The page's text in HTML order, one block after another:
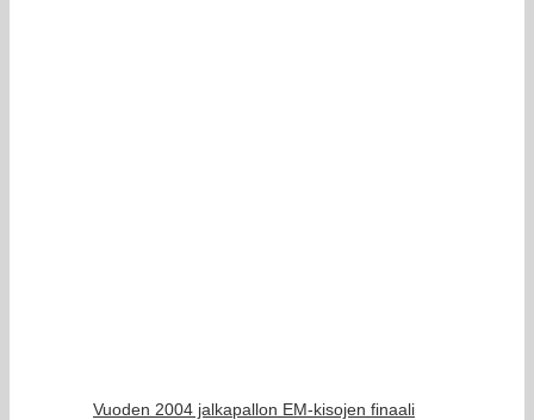
Vuoden 2004 jalkapallon EM-kisojen finaali